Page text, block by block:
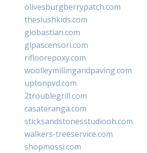
olivesburgberrypatch.com
theslushkids.com
giobastian.com
glpascensori.com
rifloorepoxy.com
woolleymillingandpaving.com
uptonpvd.com
2troublegrill.com
casateranga.com
sticksandstonesstudiooh.com
walkers-treeservice.com
shopmossi.com